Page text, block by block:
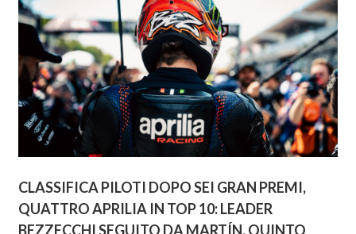
CLASSIFICA PILOTI DOPO SEI GRAN PREMI,
QUATTRO APRILIA IN TOP 10: LEADER
BEZZECCHI SEGUITO DA MARTÍN, QUINTO